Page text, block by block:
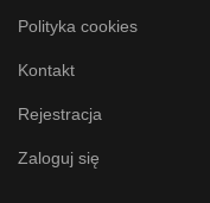
Polityka cookies
Kontakt
Rejestracja
Zaloguj się